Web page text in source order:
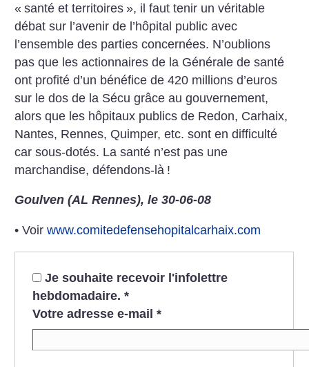
« santé et territoires », il faut tenir un véritable
débat sur l’avenir de l’hôpital public avec
l’ensemble des parties concernées. N’oublions
pas que les actionnaires de la Générale de santé
ont profité d’un bénéfice de 420 millions d’euros
sur le dos de la Sécu grâce au gouvernement,
alors que les hôpitaux publics de Redon, Carhaix,
Nantes, Rennes, Quimper, etc. sont en difficulté
car sous-dotés. La santé n’est pas une
marchandise, défendons-là !
Goulven (AL Rennes), le 30-06-08
• Voirwww.comitedefensehopitalcarhaix.com
Je souhaite recevoir l'infolettre
hebdomadaire. *
Votre adresse e-mail *